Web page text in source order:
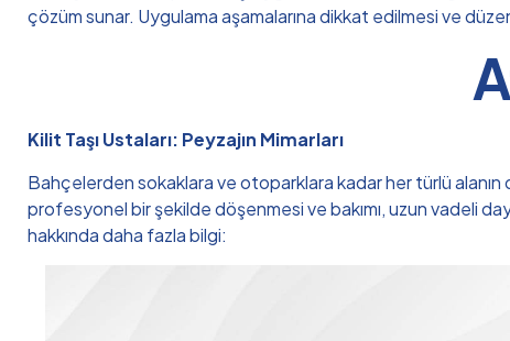
çözüm sunar. Uygulama aşamalarına dikkat edilmesi ve
Kilit Taşı Ustaları: Peyzajın Mimarları
Bahçelerden sokaklara ve otoparklara kadar her türlü alanın
profesyonel bir şekilde döşenmesi ve bakımı, uzun vadeli
hakkında daha fazla bilgi: